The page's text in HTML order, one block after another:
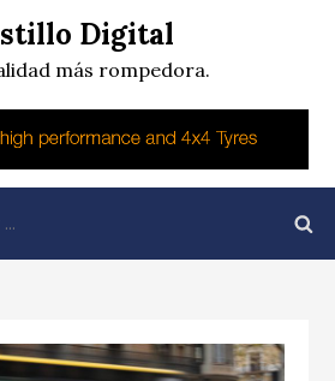
Digital
más rompedora.